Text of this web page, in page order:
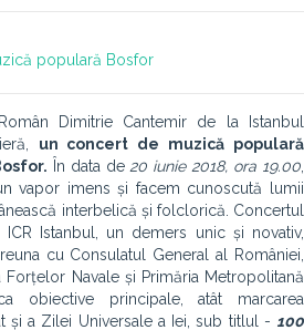
populară Bosfor
Dimitrie Cantemir de la Istanbul
un concert de muzică populară
În data de 20 iunie 2018, ora 19.00
vapor imens și facem cunoscută lumii
interbelică și folclorică. Concertul
Istanbul, un demers unic și novativ,
cu Consulatul General al României,
Forțelor Navale și Primăria Metropolitană
obiective principale, atât marcarea
și a Zilei Universale a Iei, sub titlul - 100